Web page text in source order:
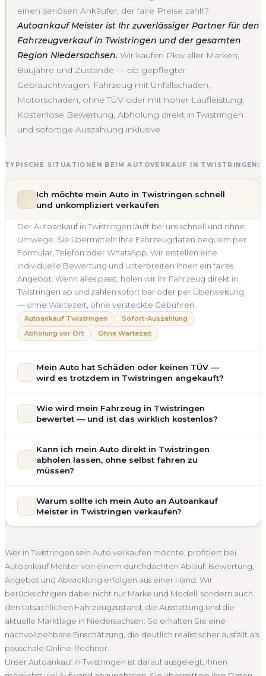
einen seriösen Ankäufer, der faire Preise zahlt?
Autoankauf Meister ist Ihr zuverlässiger Partner für den
Fahrzeugverkauf in Twistringen und der gesamten
Region Niedersachsen. Wir kaufen Pkw aller Marken,
Baujahre und Zustände — ob gepflegter
Gebrauchtwagen, Fahrzeug mit Unfallschaden,
Motorschaden, ohne TÜV oder mit hoher Laufleistung.
Kostenlose Bewertung, Abholung direkt in Twistringen
und sofortige Auszahlung inklusive.
TYPISCHE SITUATIONEN BEIM AUTOVERKAUF IN TWISTRINGEN:
Ich möchte mein Auto in Twistringen schnell
und unkompliziert verkaufen
Der Autoankauf in Twistringen läuft bei uns schnell und ohne
Umwege. Sie übermitteln Ihre Fahrzeugdaten bequem per
Formular, Telefon oder WhatsApp. Wir erstellen eine
individuelle Bewertung und unterbreiten Ihnen ein faires
Angebot. Wenn alles passt, holen wir Ihr Fahrzeug direkt in
Twistringen ab und zahlen sofort bar oder per Überweisung
— ohne Wartezeit, ohne versteckte Gebühren.
Autoankauf Twistringen
Sofort-Auszahlung
Abholung vor Ort
Ohne Wartezeit
Mein Auto hat Schäden oder keinen TÜV —
wird es trotzdem in Twistringen angekauft?
Motorschaden, Getriebeschaden, abgelaufenem TÜV oder
allgemeinem Reparaturbedarf direkt in Twistringen an. Der
Bewertung ein. Anders als Online-Rechner berücksichtigen
wir den realen Zustand und die aktuelle Nachfrage für eine
Getriebeschaden
Faire Bewertung
Wie wird mein Fahrzeug in Twistringen
bewertet — und ist das wirklich kostenlos?
Twistringen ist vollständig kostenlos und unverbindlich. Wir
prüfen Marke, Modell, Baujahr, Kilometerstand, Ausstattung,
Einschätzung, die nah am tatsächlichen Verkaufspreis liegt —
speziell für den Markt in Niedersachsen.
Kann ich mein Auto direkt in Twistringen
abholen lassen, ohne selbst fahren zu
müssen?
umfasst die kostenlose Abholung direkt an Ihrer Adresse —
egal ob zu Hause, am Arbeitsplatz oder an einem Treffpunkt
erfolgt direkt bei Übergabe, auf Wunsch übernehmen wir
auch die Abmeldung.
Abholung Twistringen Nicht fahrbereit
Barzahlung
Abmeldung inklusive
Warum sollte ich mein Auto an Autoankauf
Meister in Twistringen verkaufen?
deutschlandweit an — auch in Twistringen und ganz
Niedersachsen. Sie erhalten eine kostenlose Bewertung, ein
verbindliches Angebot und auf Wunsch den kompletten
Service von der Abholung bis zur Abmeldung. Über 4.800
zufriedene Kunden sprechen für sich.
Seit 2010 4.800+ Ankäufe
Komplettservice
Niedersachsen
Wer in Twistringen sein Auto verkaufen möchte, profitiert bei
Autoankauf Meister von einem durchdachten Ablauf: Bewertung,
Angebot und Abwicklung erfolgen aus einer Hand. Wir
berücksichtigen dabei nicht nur Marke und Modell, sondern auch
den tatsächlichen Fahrzeugzustand, die Ausstattung und die
aktuelle Marktlage in Niedersachsen. So erhalten Sie eine
nachvollziehbare Einschätzung, die deutlich realistischer ausfällt als
pauschale Online-Rechner.
Unser Autoankauf in Twistringen ist darauf ausgelegt, Ihnen